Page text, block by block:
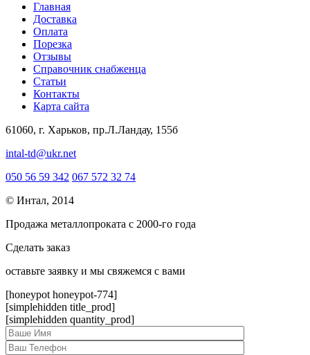
Главная
Доставка
Оплата
Порезка
Отзывы
Справочник снабженца
Статьи
Контакты
Карта сайта
61060, г. Харьков, пр.Л.Ландау, 155б
intal-td@ukr.net
050 56 59 342 067 572 32 74
© Интал, 2014
Продажа металлопроката с 2000-го года
Сделать заказ
оcтавьте заявку и мы свяжемся с вами
[honeypot honeypot-774]
[simplehidden title_prod]
[simplehidden quantity_prod]